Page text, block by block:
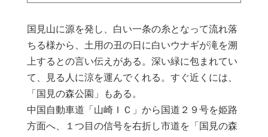
国見山に源を発し、白い一条の糸となって流れ落
ちる様から、土用の丑の日に白いウナギが滝を溯
上するとの言い伝えがある。深い緑に包まれてい
て、見る人に涼を運んでくれる。すぐ近くには、
「国見の森公園」もある。
中国自動車道「山崎ＩＣ」から国道２９号を姫路
方面へ、１つ目の信号を右折し市道を「国見の森